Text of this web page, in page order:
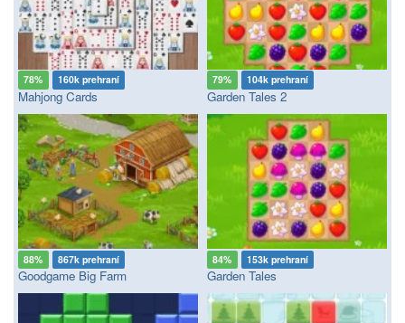
78% 160k prehraní
Mahjong Cards
79% 104k prehraní
Garden Tales 2
88% 867k prehraní
Goodgame Big Farm
84% 153k prehraní
Garden Tales